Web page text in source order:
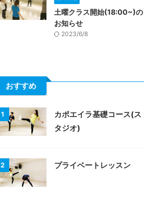
土曜クラス開始(18:00~)の
お知らせ
2023/6/8
おすすめ
1
カポエイラ基礎コース(ス
タジオ)
2 プライベートレッスン